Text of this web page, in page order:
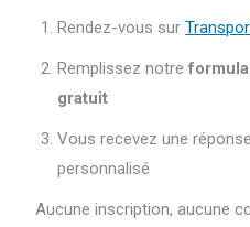
Rendez-vous sur
Remplissez notre
gratuit
Vous recevez une
personnalisé
Aucune inscription, aucune